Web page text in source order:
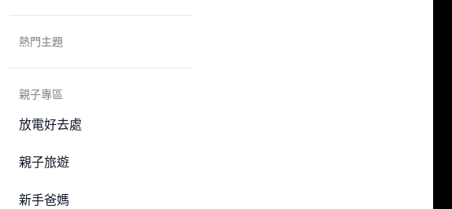
熱門主題
親子專區
放電好去處
親子旅遊
新手爸媽